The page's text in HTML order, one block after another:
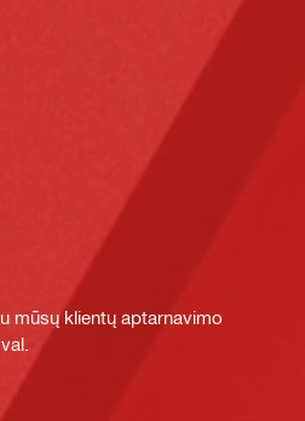
mūsų klientų aptarnavimo